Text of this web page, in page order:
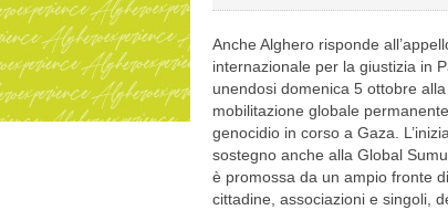
Anche Alghero risponde
internazionale per la giustizia in
unendosi domenica 5 ottobre alla
mobilitazione globale
genocidio in corso a Gaza.
sostegno anche alla Global
è promossa da un ampio fronte
cittadine, associazioni e singoli,